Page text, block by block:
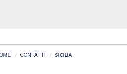
CONTATTI SICILIA